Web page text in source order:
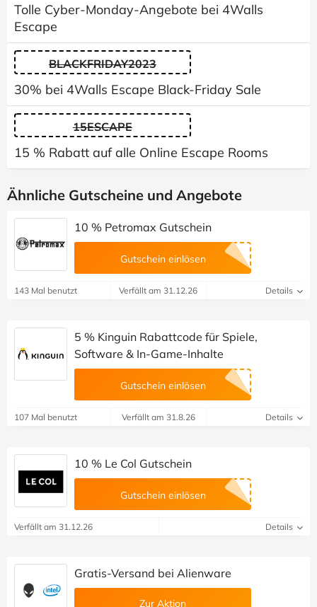
Tolle Cyber-Monday-Angebote bei 4Walls
Escape
BLACKFRIDAY2023
30% bei 4Walls Escape Black-Friday Sale
15ESCAPE
15 % Rabatt auf alle Online Escape Rooms
Ähnliche Gutscheine und Angebote
10 % Petromax Gutschein
Gutschein einlösen
143 Mal benutzt Verfällt am 31.12.26 Details
5 % Kinguin Rabattcode für Spiele,
Software & In-Game-Inhalte
Gutschein einlösen
107 Mal benutzt Verfällt am 31.8.26 Details
10 % Le Col Gutschein
Gutschein einlösen
Verfällt am 31.12.26 Details
Gratis-Versand bei Alienware
Zur Aktion